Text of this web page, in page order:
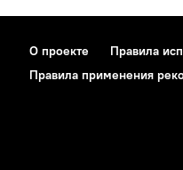
О проекте Правила
Правила применения